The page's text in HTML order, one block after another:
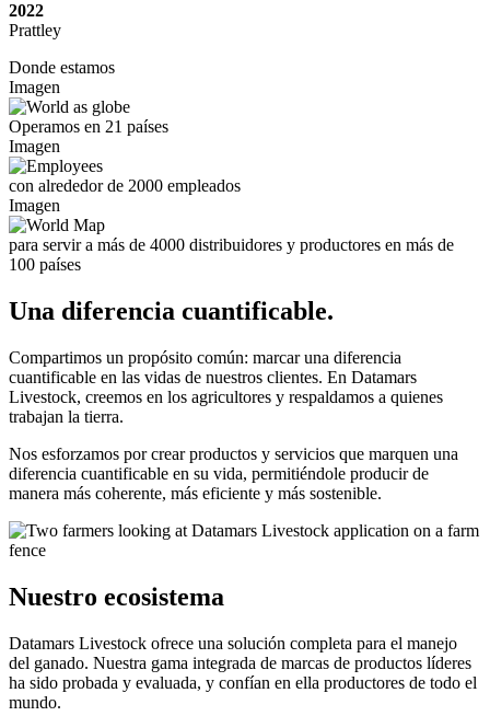
2022
Prattley
Donde estamos
Imagen
Operamos en 21 países
Imagen
con alrededor de 2000 empleados
Imagen
para servir a más de 4000 distribuidores y productores en más de
100 países
Una diferencia cuantificable.
Compartimos un propósito común: marcar una diferencia
cuantificable en las vidas de nuestros clientes. En Datamars
Livestock, creemos en los agricultores y respaldamos a quienes
trabajan la tierra.
Nos esforzamos por crear productos y servicios que marquen una
diferencia cuantificable en su vida, permitiéndole producir de
manera más coherente, más eficiente y más sostenible.
Nuestro ecosistema
Datamars Livestock ofrece una solución completa para el manejo
del ganado. Nuestra gama integrada de marcas de productos líderes
ha sido probada y evaluada, y confían en ella productores de todo el
mundo.